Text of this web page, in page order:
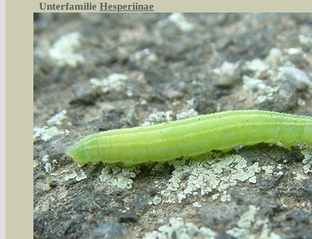
Unterfamilie Hesperiinae